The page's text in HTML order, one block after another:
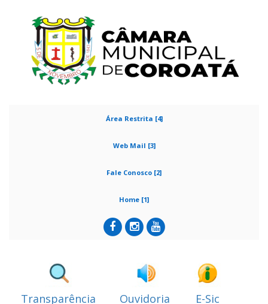
Área Restrita [4]
Web Mail [3]
Fale Conosco [2]
Home [1]
Transparência Ouvidoria E-Sic